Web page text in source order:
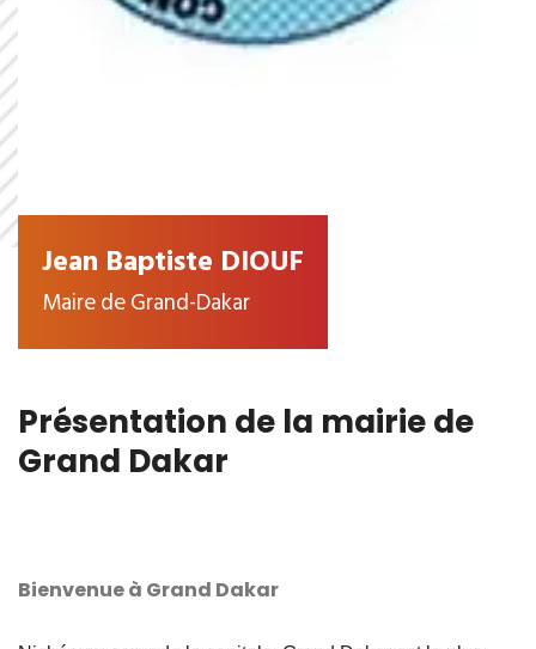
Jean Baptiste DIOUF
Maire de Grand-Dakar
Présentation de la mairie de
Grand Dakar
Bienvenue à Grand Dakar